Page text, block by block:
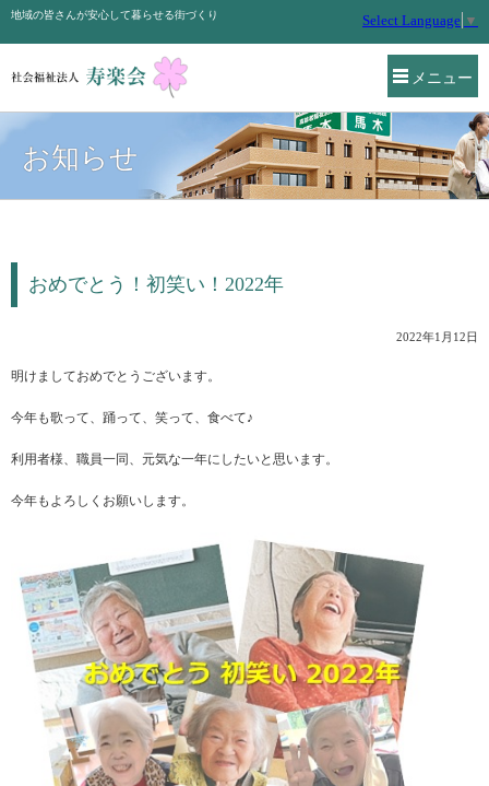
メニュー
地域の皆さんが安心して暮らせる街づくり Select Language ▼
お知らせ
おめでとう！初笑い！2022年
2022年1月12日
明けましておめでとうございます。
今年も歌って、踊って、笑って、食べて♪
利用者様、職員一同、元気な一年にしたいと思います。
今年もよろしくお願いします。